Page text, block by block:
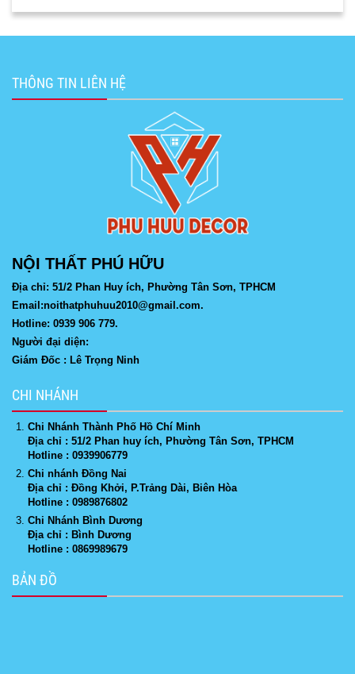
THÔNG TIN LIÊN HỆ
NỘI THẤT PHÚ HỮU
Địa chỉ: 51/2 Phan Huy ích, Phường Tân Sơn, TPHCM
Email:noithatphuhuu2010@gmail.com.
Hotline: 0939 906 779.
Người đại diện:
Giám Đốc : Lê Trọng Ninh
CHI NHÁNH
Chi Nhánh Thành Phố Hồ Chí Minh
Địa chỉ : 51/2 Phan huy ích, Phường Tân Sơn, TPHCM
Hotline : 0939906779
Chi nhánh Đồng Nai
Địa chỉ : Đồng Khởi, P.Trảng Dài, Biên Hòa
Hotline : 0989876802
Chi Nhánh Bình Dương
Địa chỉ : Bình Dương
Hotline : 0869989679
BẢN ĐỒ